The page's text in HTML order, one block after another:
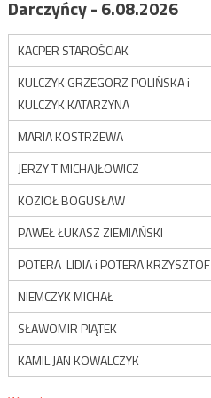
Darczyńcy - 6.08.2026
KACPER STAROŚCIAK
KULCZYK GRZEGORZ POLIŃSKA i
KULCZYK KATARZYNA
MARIA KOSTRZEWA
JERZY T MICHAJŁOWICZ
KOZIOŁ BOGUSŁAW
PAWEŁ ŁUKASZ ZIEMIAŃSKI
POTERA LIDIA i POTERA KRZYSZTOF
NIEMCZYK MICHAŁ
SŁAWOMIR PIĄTEK
KAMIL JAN KOWALCZYK